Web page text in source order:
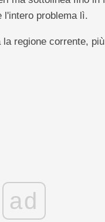
l'intero problema lì.
regione corrente,
ad